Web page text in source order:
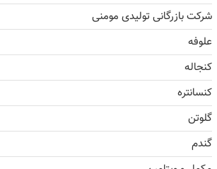
شرکت بازرگانی تولیدی مومنی
علوفه
کنجاله
کنسانتره
گلوتن
گندم